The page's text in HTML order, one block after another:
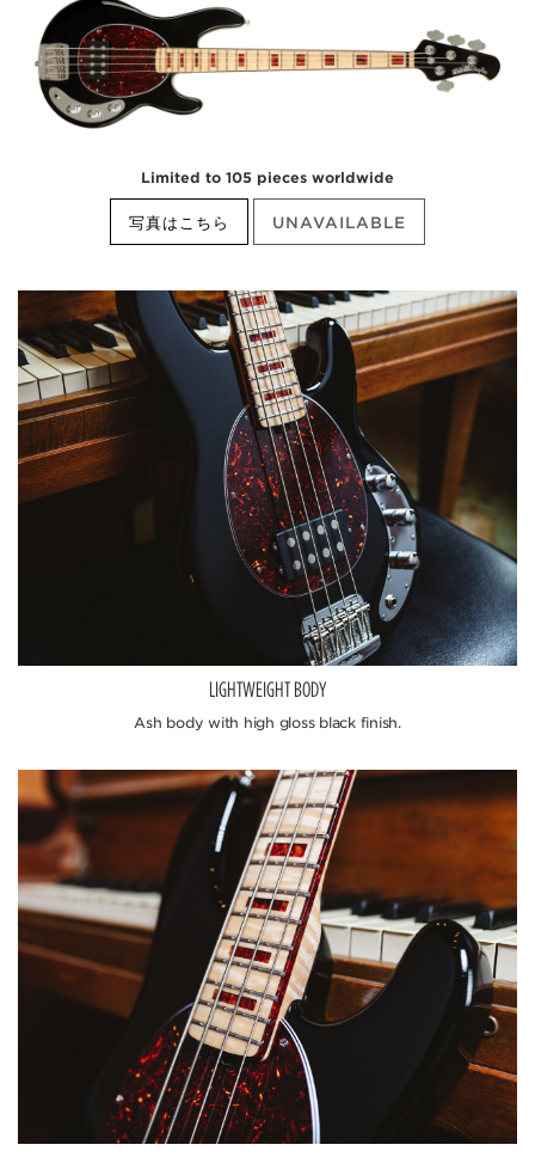
Limited to 105 pieces worldwide
写真はこちら UNAVAILABLE
LIGHTWEIGHT BODY
Ash body with high gloss black finish.